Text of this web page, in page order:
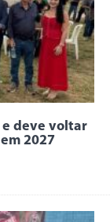
e deve voltar
2027